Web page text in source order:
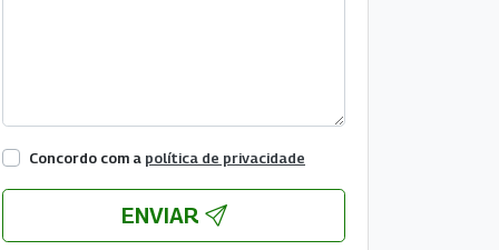
Concordo com a política de privacidade
ENVIAR